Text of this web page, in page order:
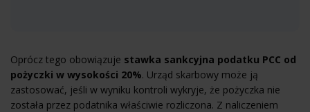
Oprócz tego obowiązuje stawka sankcyjna podatku PCC od
pożyczki w wysokości 20%. Urząd skarbowy może ją
zastosować, jeśli w wyniku kontroli wykryje, że pożyczka nie
została przez podatnika właściwie rozliczona. Z naliczeniem